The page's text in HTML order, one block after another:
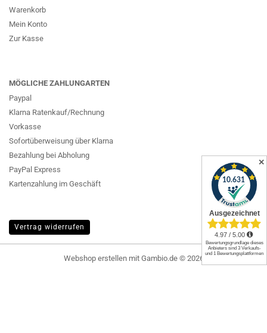
Warenkorb
Mein Konto
Zur Kasse
MÖGLICHE ZAHLUNGARTEN
Paypal
Klarna Ratenkauf/Rechnung
Vorkasse
Sofortüberweisung über Klarna
Bezahlung bei Abholung
PayPal Express
Kartenzahlung im Geschäft
Vertrag widerrufen
Webshop erstellenmit Gambio.de © 2026
✕